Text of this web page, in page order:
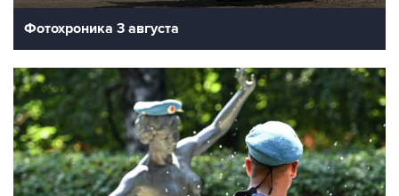
Фотохроника 3 августа